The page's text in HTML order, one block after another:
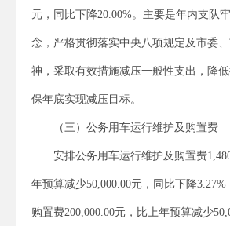
元，同比下降20.00%。主要是年内支队
念，严格贯彻落实中央八项规定及市委
神，采取有效措施减压一般性支出，降
保年底实现减压目标。
（三）公务用车运行维护及购置费
安排公务用车运行维护及购置费
年预算减少50,000.00元，同比下降
购置费200,000.00元，比上年预算减少